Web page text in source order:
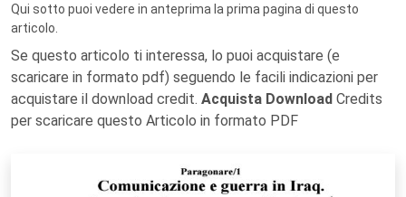
Qui sotto puoi vedere in anteprima la prima pagina di questo
articolo.
Se questo articolo ti interessa, lo puoi acquistare (e
scaricare in formato pdf) seguendo le facili indicazioni per
acquistare il download credit. Acquista Download Credits
per scaricare questo Articolo in formato PDF